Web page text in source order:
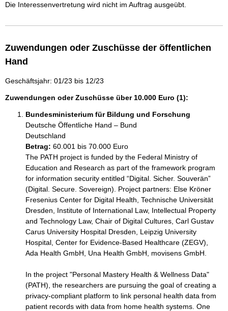
Die Interessenvertretung wird nicht im Auftrag ausgeübt.
Zuwendungen oder Zuschüsse der öffentlichen
Hand
Geschäftsjahr: 01/23 bis 12/23
Zuwendungen oder Zuschüsse über 10.000 Euro (1):
Bundesministerium für Bildung und Forschung
Deutsche Öffentliche Hand – Bund
Deutschland
Betrag: 60.001 bis 70.000 Euro
The PATH project is funded by the Federal Ministry of
Education and Research as part of the framework program
for information security entitled “Digital. Sicher. Souverän”
(Digital. Secure. Sovereign). Project partners: Else Kröner
Fresenius Center for Digital Health, Technische Universität
Dresden, Institute of International Law, Intellectual Property
and Technology Law, Chair of Digital Cultures, Carl Gustav
Carus University Hospital Dresden, Leipzig University
Hospital, Center for Evidence-Based Healthcare (ZEGV),
Ada Health GmbH, Una Health GmbH, movisens GmbH.
In the project "Personal Mastery Health & Wellness Data"
(PATH), the researchers are pursuing the goal of creating a
privacy-compliant platform to link personal health data from
patient records with data from home health systems. One